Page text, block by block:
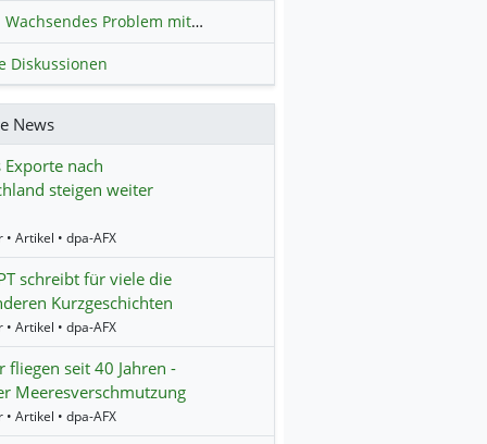
Wachsendes Problem mit kriminellen Kunden im Online-Handel
Diskussionen
News
Exporte nach
steigen weiter
• Artikel • dpa-AFX
schreibt für viele die
Kurzgeschichten
• Artikel • dpa-AFX
fliegen seit 40 Jahren -
Meeresverschmutzung
• Artikel • dpa-AFX